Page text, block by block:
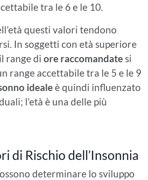
tra le 6 e le 10.
questi valori tendono
In soggetti con età superiore
range di ore raccomandatesi
range accettabile tra le 5 e le 9
idealeè quindi influenzato
l’età è una delle più
di Rischio dell’Insonnia
determinare lo sviluppo